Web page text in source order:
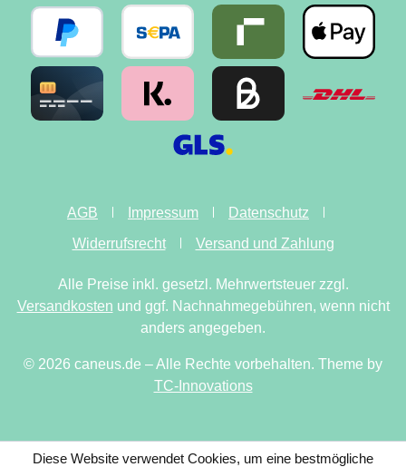
AGB Impressum
Datenschutz
Widerrufsrecht
Versand und Zahlung
Alle Preise inkl. gesetzl. Mehrwertsteuer zzgl.
Versandkosten und ggf. Nachnahmegebühren, wenn nicht
anders angegeben.
© 2026 caneus.de – Alle Rechte vorbehalten. Theme by
TC-Innovations
Diese Website verwendet Cookies, um eine bestmögliche